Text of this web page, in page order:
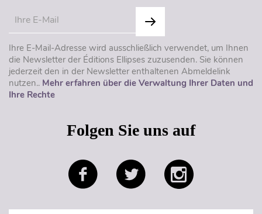
Ihre E-Mail-Adresse wird ausschließlich verwendet, um Ihnen
die Newsletter der Éditions Ellipses zuzusenden. Sie können
jederzeit den in der Newsletter enthaltenen Abmeldelink
nutzen.. Mehr erfahren über die Verwaltung Ihrer Daten und
Ihre Rechte
Folgen Sie uns auf